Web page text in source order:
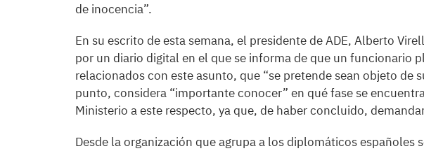
de inocencia”.
En su escrito de esta semana, el presidente de ADE, Alberto
por un diario digital en el que se informa de que un funcionario
relacionados con este asunto, que “se pretende sean objeto de
punto, considera “importante conocer” en qué fase se
Ministerio a este respecto, ya que, de haber concluido,
Desde la organización que agrupa a los diplomáticos españoles